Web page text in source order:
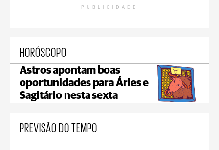
PUBLICIDADE
HORÓSCOPO
Astros apontam boas
oportunidades para Áries e
Sagitário nesta sexta
PREVISÃO DO TEMPO